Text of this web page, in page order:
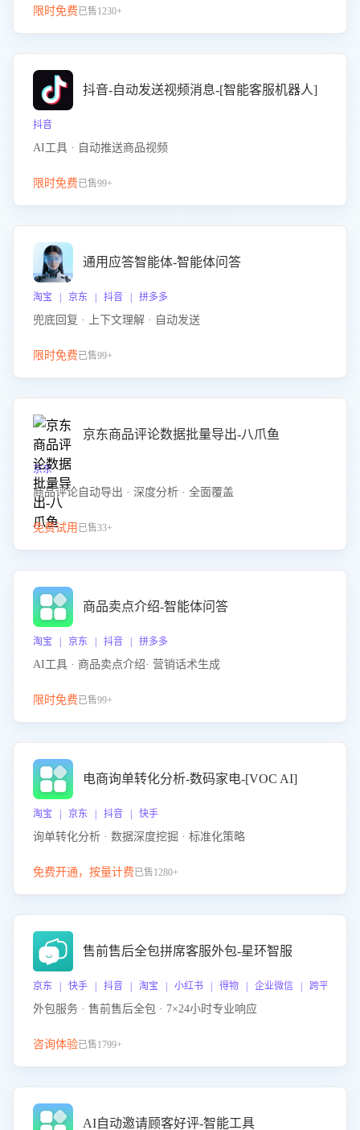
限时免费已售1230+
抖音-自动发送视频消息-[智能客服机器人]
抖音
AI工具 · 自动推送商品视频
限时免费已售99+
通用应答智能体-智能体问答
淘宝 | 京东 | 抖音 | 拼多多
兜底回复 · 上下文理解 · 自动发送
限时免费已售99+
京东商品评论数据批量导出-八爪鱼
京东
商品评论自动导出 · 深度分析 · 全面覆盖
免费试用 已售33+
商品卖点介绍-智能体问答
淘宝 | 京东 | 抖音 | 拼多多
AI工具 · 商品卖点介绍· 营销话术生成
限时免费已售99+
电商询单转化分析-数码家电-[VOC AI]
淘宝 | 京东 | 抖音 | 快手
询单转化分析 · 数据深度挖掘 · 标准化策略
免费开通，按量计费已售1280+
售前售后全包拼席客服外包-星环智服
京东 | 快手 | 抖音 | 淘宝 | 小红书 | 得物 | 企业微信 | 跨平台
外包服务 · 售前售后全包 · 7×24小时专业响应
咨询体验已售1799+
AI自动邀请顾客好评-智能工具